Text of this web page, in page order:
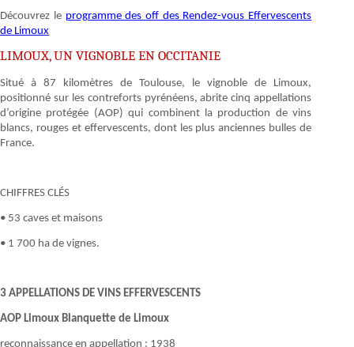
Découvrez le programme des off des Rendez-vous Effervescents
de Limoux
LIMOUX, UN VIGNOBLE EN OCCITANIE
Situé à 87 kilomètres de Toulouse, le vignoble de Limoux,
positionné sur les contreforts pyrénéens, abrite cinq appellations
d’origine protégée (AOP) qui combinent la production de vins
blancs, rouges et effervescents, dont les plus anciennes bulles de
France.
CHIFFRES CLÉS
• 53 caves et maisons
• 1 700 ha de vignes.
3 APPELLATIONS DE VINS EFFERVESCENTS
AOP Limoux Blanquette de Limoux
reconnaissance en appellation : 1938